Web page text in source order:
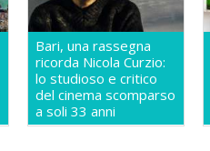
Bari, una rassegna
ricorda Nicola Curzio:
lo studioso e critico
del cinema scomparso
a soli 33 anni